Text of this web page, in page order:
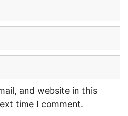
and website in this
time I comment.